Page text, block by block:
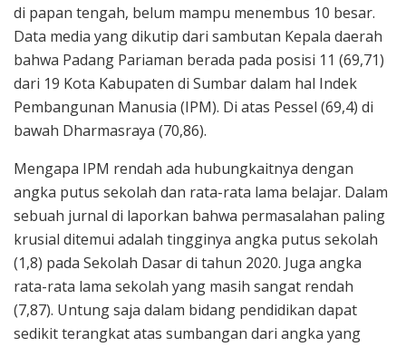
di papan tengah, belum mampu menembus 10 besar.
Data media yang dikutip dari sambutan Kepala daerah
bahwa Padang Pariaman berada pada posisi 11 (69,71)
dari 19 Kota Kabupaten di Sumbar dalam hal Indek
Pembangunan Manusia (IPM). Di atas Pessel (69,4) di
bawah Dharmasraya (70,86).
Mengapa IPM rendah ada hubungkaitnya dengan
angka putus sekolah dan rata-rata lama belajar. Dalam
sebuah jurnal di laporkan bahwa permasalahan paling
krusial ditemui adalah tingginya angka putus sekolah
(1,8) pada Sekolah Dasar di tahun 2020. Juga angka
rata-rata lama sekolah yang masih sangat rendah
(7,87). Untung saja dalam bidang pendidikan dapat
sedikit terangkat atas sumbangan dari angka yang